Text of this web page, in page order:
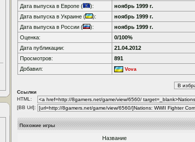
Дата выпуска в Европе (
):
ноябрь 1999 г.
Дата выпуска в Украине (
):
ноябрь 1999 г.
Дата выпуска в России (
):
ноябрь 1999 г.
Оценка:
0/100%
Дата публикации:
21.04.2012
Просмотров:
891
Добавил:
Vova
Ссылки
HTML:
[BB Url]:
Похожие игры
Название